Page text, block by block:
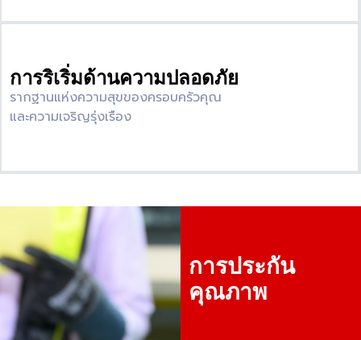
การริเริ่มด้านความปลอดภัย
รากฐานแห่งความสุขของครอบครัวคุณ
และความเจริญรุ่งเรือง
การประกัน
คุณภาพ